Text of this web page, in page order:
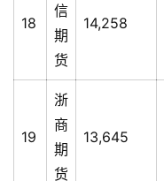
18
信
期
货
14,258
19
浙
商
期
货
13,645